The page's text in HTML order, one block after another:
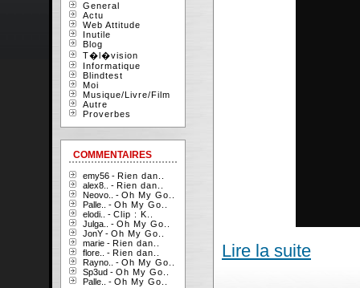
Lire la suite
General
Actu
Web Attitude
Inutile
Blog
T�l�vision
Informatique
Blindtest
Moi
Musique/Livre/Film
Autre
Proverbes
COMMENTAIRES
emy56 - Rien dan..
alex8.. - Rien dan..
Neovo.. - Oh My Go..
Palle.. - Oh My Go..
elodi.. - Clip : K..
Julga.. - Oh My Go..
JonY - Oh My Go..
marie - Rien dan..
flore.. - Rien dan..
Rayno.. - Oh My Go..
Sp3ud - Oh My Go..
Palle.. - Oh My Go..